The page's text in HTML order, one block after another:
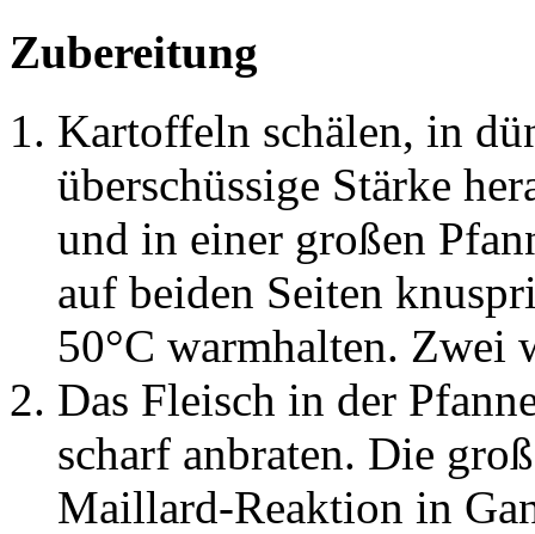
Zubereitung
Kartoffeln schälen, in
überschüssige Stärke
und in einer großen
auf beiden Seiten
50°C warmhalten. Zwei
Das Fleisch in der
scharf anbraten. Die
Maillard-Reaktion in